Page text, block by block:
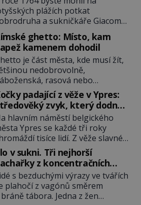
plážích potkat
a sukničkáře Giacoma
Jeho cesta k Baltskému
však nebyla turistickým
ale ryze pracovní cestou
zištnými úmysly. Jaký cíl
sledoval, když se
procházel uličkami
Rigy? Casanova v Pobaltí
tamní zednářské lóže.
v této oblasti žádným
protože do zednářské
ghetto: Místo, kam
kamenem dohodil
je část města, kde musí žít,
nedobrovolně,
rasová nebo
menšina obyvatel.
historické zkušenosti mají s
životem Židé. Už od
jsou totiž v každou
nuceni v nějakém žít. Mezi ty
patří i římské ghetto
v roce 1555. Pokud jde o
k Židům, nemá se Řím čím
[…]
padající z věže v Ypres:
zvyk, který dodnes
rozpaky
hlavním náměstí belgického
Ypres se každé tři roky
tisíce lidí. Z věže slavné
létají do davu kočky, diváci
a snaží se je chytit. Naštěstí
nejde o živá zvířata, ale jenom o
suvenýry. Kdysi to ale bylo
Tato veselá podívaná
jeden z nejpodivnějších
v sukni. Tři nejhorší
z koncentračních
s bezduchými výrazy ve tvářích
plahočí z vagónů směrem
tábora. Jedna z žen